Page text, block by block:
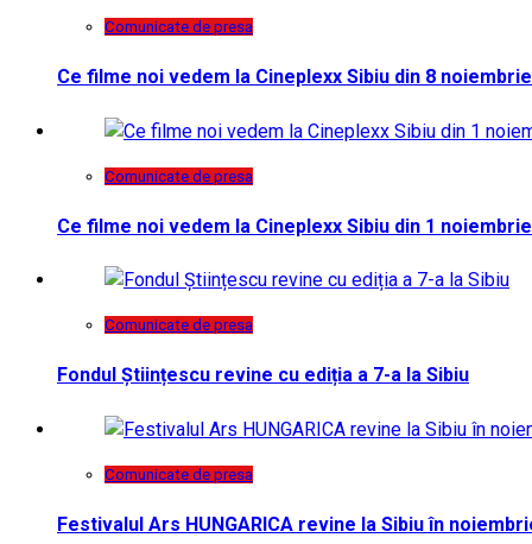
Comunicate de presa
Ce filme noi vedem la Cineplexx Sibiu din 8 noiembrie
Comunicate de presa
Ce filme noi vedem la Cineplexx Sibiu din 1 noiembrie
Comunicate de presa
Fondul Științescu revine cu ediția a 7-a la Sibiu
Comunicate de presa
Festivalul Ars HUNGARICA revine la Sibiu în